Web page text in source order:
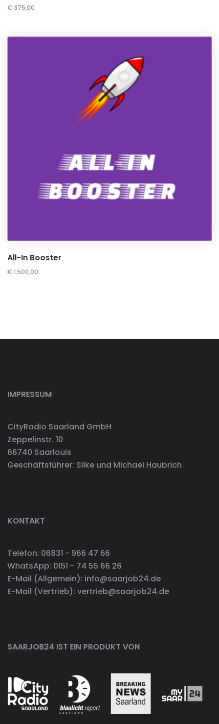
€ 375,00
All-In Booster
€1.500,00
IMPRESSUM
CityRadio Saarland GmbH
Zeppelinstr. 10
66740 Saarlouis
Geschäftsführer: Silke und Michael Haubrich
KONTAKT
Telefon: 06831 - 966 47 66
WhatsApp: 0151 - 74 55 66 26
E-Mail (Allgemein): info@saarjob24.de
E-Mail (Vertrieb): vertrieb@saarjob24.de
SAARJOB24 IST EIN PRODUKT VON